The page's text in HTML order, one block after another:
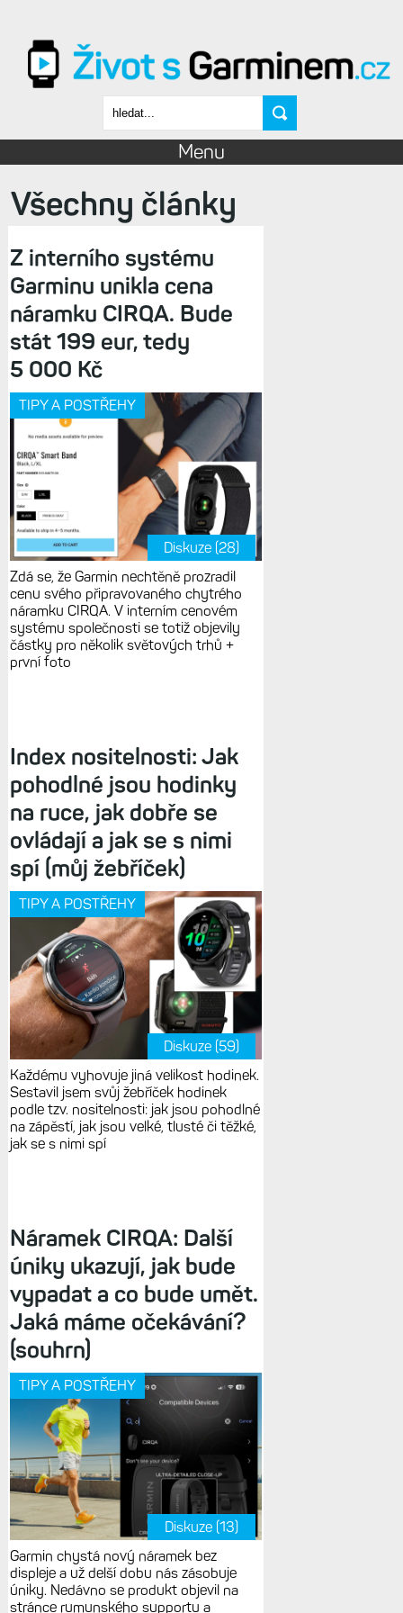
Vyhledávání
Menu
Všechny články
Z interního systému
Garminu unikla cena
náramku CIRQA. Bude
stát 199 eur, tedy
5 000 Kč
TIPY A POSTŘEHY
Diskuze (28)
Zdá se, že Garmin nechtěně prozradil
cenu svého připravovaného chytrého
náramku CIRQA. V interním cenovém
systému společnosti se totiž objevily
částky pro několik světových trhů +
první foto
Index nositelnosti: Jak
pohodlné jsou hodinky
na ruce, jak dobře se
ovládají a jak se s nimi
spí (můj žebříček)
TIPY A POSTŘEHY
Diskuze (59)
Každému vyhovuje jiná velikost hodinek.
Sestavil jsem svůj žebříček hodinek
podle tzv. nositelnosti: jak jsou pohodlné
na zápěstí, jak jsou velké, tlusté či těžké,
jak se s nimi spí
Náramek CIRQA: Další
úniky ukazují, jak bude
vypadat a co bude umět.
Jaká máme očekávání?
(souhrn)
TIPY A POSTŘEHY
Diskuze (13)
Garmin chystá nový náramek bez
displeje a už delší dobu nás zásobuje
úniky. Nedávno se produkt objevil na
stránce rumunského supportu a